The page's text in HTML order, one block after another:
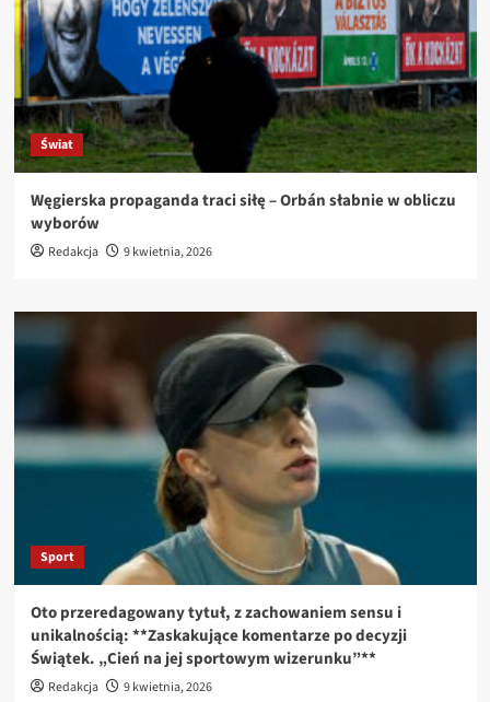
Świat
Węgierska propaganda traci siłę – Orbán słabnie w obliczu
wyborów
Redakcja 9 kwietnia, 2026
Sport
Oto przeredagowany tytuł, z zachowaniem sensu i
unikalnością: **Zaskakujące komentarze po decyzji
Świątek. „Cień na jej sportowym wizerunku”**
Redakcja 9 kwietnia, 2026